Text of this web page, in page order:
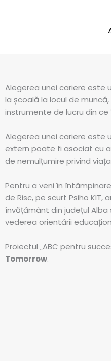
Alegerea unei cariere este
la școală la locul de
instrumente de lucru din
Alegerea unei cariere este
extern poate fi asociat cu
de nemulțumire privind
Pentru a veni în
de Risc, pe scurt Psiho
învățământ din județul Alba
vederea orientării
Proiectul „ABC pentru
Tomorrow.